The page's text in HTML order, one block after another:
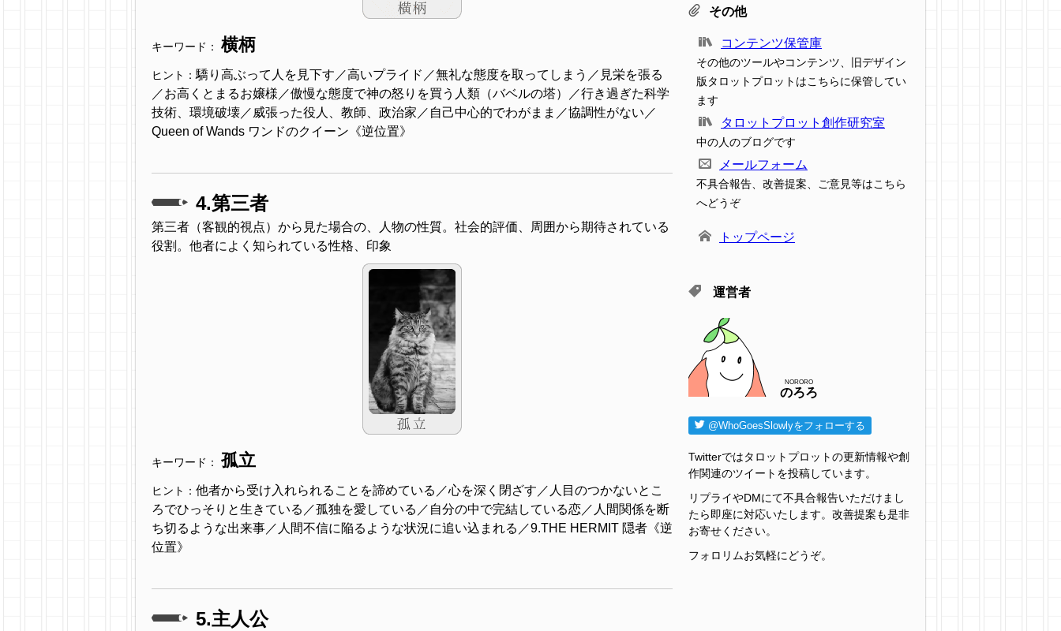
キーワード： 横柄
ヒント： 驕り高ぶって人を見下す／高いプライド／無礼な態度を取ってしまう／見栄を張る
／お高くとまるお嬢様／傲慢な態度で神の怒りを買う人類（バベルの塔）／行き過ぎた科学
技術、環境破壊／威張った役人、教師、政治家／自己中心的でわがまま／協調性がない／
Queen of Wands ワンドのクイーン《逆位置》
4.第三者
第三者（客観的視点）から見た場合の、人物の性質。社会的評価、周囲から期待されている
役割。他者によく知られている性格、印象
キーワード： 孤立
ヒント： 他者から受け入れられることを諦めている／心を深く閉ざす／人目のつかないとこ
ろでひっそりと生きている／孤独を愛している／自分の中で完結している恋／人間関係を断
ち切るような出来事／人間不信に陥るような状況に追い込まれる／9.THE HERMIT 隠者《逆
位置》
5.主人公
その他
コンテンツ保管庫
その他のツールやコンテンツ、旧デザイン
版タロットプロットはこちらに保管してい
ます
タロットプロット創作研究室
中の人のブログです
メールフォーム
不具合報告、改善提案、ご意見等はこちら
へどうぞ
トップページ
運営者
のろろ
NORORO
@WhoGoesSlowlyをフォローする
Twitterではタロットプロットの更新情報や創
作関連のツイートを投稿しています。
リプライやDMにて不具合報告いただけまし
たら即座に対応いたします。改善提案も是非
お寄せください。
フォロリムお気軽にどうぞ。